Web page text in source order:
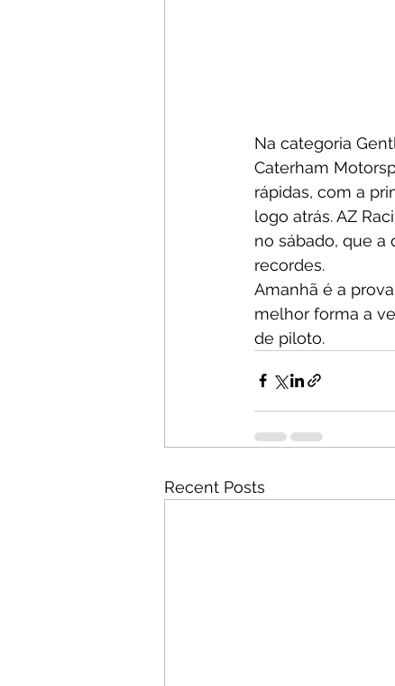
Na categoria
Caterham
rápidas, com a
logo atrás. AZ
no sábado, que a
recordes.
Amanhã é a
melhor forma a
de piloto.
Recent Posts